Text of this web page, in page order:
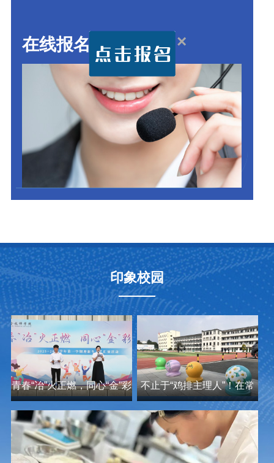
在线报名
印象校园
青春“冶”火正燃，同心“金”彩
绽放！我院隆重举行迎新生
文艺汇演
不止于“鸡排主理人”！在常
冶，我们有自己的校园主理
人！
×